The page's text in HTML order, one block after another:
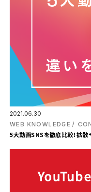
2021.06.30
WEB KNOWLEDGE
5大動画SNSを徹底比較！拡散